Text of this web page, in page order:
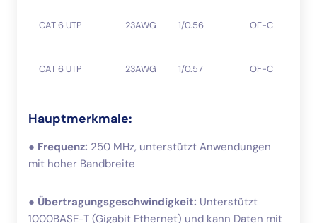
CAT 6 UTP 23AWG 1/0.56 OF-C
CAT 6 UTP 23AWG 1/0.57 OF-C
Hauptmerkmale:
● Frequenz: 250 MHz, unterstützt Anwendungen
mit hoher Bandbreite
● Übertragungsgeschwindigkeit: Unterstützt
1000BASE-T (Gigabit Ethernet) und kann Daten mit